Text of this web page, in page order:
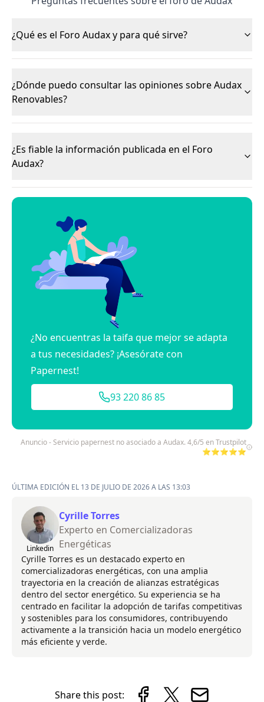
¿Qué es el Foro Audax y para qué sirve?
¿Dónde puedo consultar las opiniones sobre Audax
Renovables?
¿Es fiable la información publicada en el Foro
Audax?
¿No encuentras la taifa que mejor se adapta
a tus necesidades? ¡Asesórate con
Papernest!
93 220 86 85
Anuncio - Servicio papernest no asociado a Audax. 4,6/5 en Trustpilot
⭐⭐⭐⭐⭐
ÚLTIMA EDICIÓN EL 13 DE JULIO DE 2026 A LAS 13:03
Linkedin
Cyrille Torres
Experto en Comercializadoras
Energéticas
Cyrille Torres es un destacado experto en
comercializadoras energéticas, con una amplia
trayectoria en la creación de alianzas estratégicas
dentro del sector energético. Su experiencia se ha
centrado en facilitar la adopción de tarifas competitivas
y sostenibles para los consumidores, contribuyendo
activamente a la transición hacia un modelo energético
más eficiente y verde.
Share this post: